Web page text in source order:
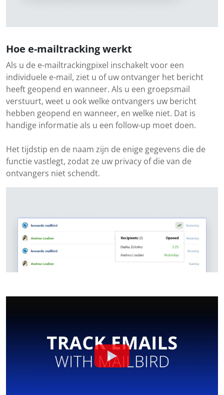
Hoe e-mailtracking werkt
Als u de e-mailtrackingpixel inschakelt voor een
individuele e-mail, ziet u of uw ontvanger het bericht
heeft geopend en wanneer. Als u een groepsmail
verstuurt, weet u ook welke ontvangers uw bericht
hebben geopend en wanneer, en welke niet. Dat is
handige informatie als u een follow-up moet doen.
Het tijdstip en de naam zijn de enige gegevens die de
functie vastlegt, zodat ze uw privacy of die van de
ontvangers niet schendt.